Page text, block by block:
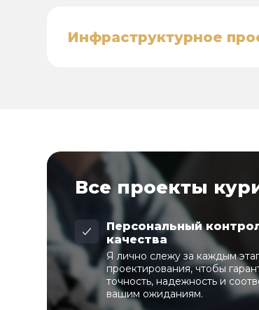
Инфраструктурное
Все проекты
Персональный
качества
Я лично слежу за каждым
проектирования, чтобы
точность, надежность и
вашим ожиданиям.